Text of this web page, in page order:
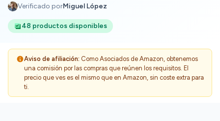
Verificado porMiguel López
48 productos disponibles
Aviso de afiliación: Como Asociados de Amazon, obtenemos
una comisión por las compras que reúnen los requisitos. El
precio que ves es el mismo que en Amazon, sin coste extra para
ti.